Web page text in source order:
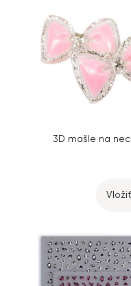
3D mašle na